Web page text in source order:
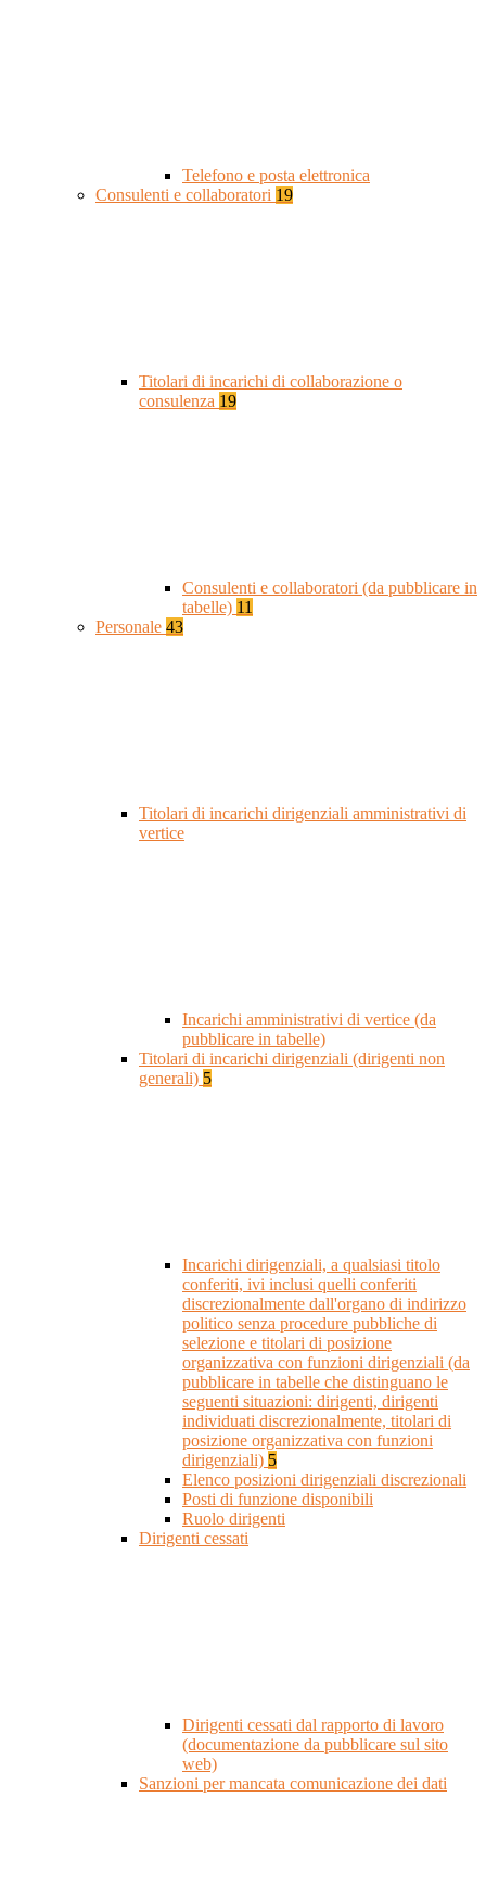
Telefono e posta elettronica
Consulenti e collaboratori 19
Titolari di incarichi di collaborazione o
consulenza 19
Consulenti e collaboratori (da pubblicare in
tabelle) 11
Personale 43
Titolari di incarichi dirigenziali amministrativi di
vertice
Incarichi amministrativi di vertice (da
pubblicare in tabelle)
Titolari di incarichi dirigenziali (dirigenti non
generali) 5
Incarichi dirigenziali, a qualsiasi titolo
conferiti, ivi inclusi quelli conferiti
discrezionalmente dall'organo di indirizzo
politico senza procedure pubbliche di
selezione e titolari di posizione
organizzativa con funzioni dirigenziali (da
pubblicare in tabelle che distinguano le
seguenti situazioni: dirigenti, dirigenti
individuati discrezionalmente, titolari di
posizione organizzativa con funzioni
dirigenziali) 5
Elenco posizioni dirigenziali discrezionali
Posti di funzione disponibili
Ruolo dirigenti
Dirigenti cessati
Dirigenti cessati dal rapporto di lavoro
(documentazione da pubblicare sul sito
web)
Sanzioni per mancata comunicazione dei dati